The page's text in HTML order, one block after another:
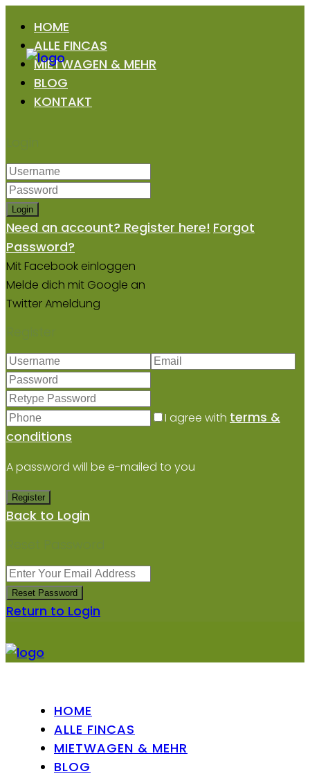
HOME
ALLE FINCAS
MIETWAGEN & MEHR
BLOG
KONTAKT
Login
Login
Need an account? Register here! Forgot
Password?
Mit Facebook einloggen
Melde dich mit Google an
Twitter Ameldung
Register
I agree with terms &
conditions
A password will be e-mailed to you
Register
Back to Login
Reset Password
Reset Password
Return to Login
HOME
ALLE FINCAS
MIETWAGEN & MEHR
BLOG